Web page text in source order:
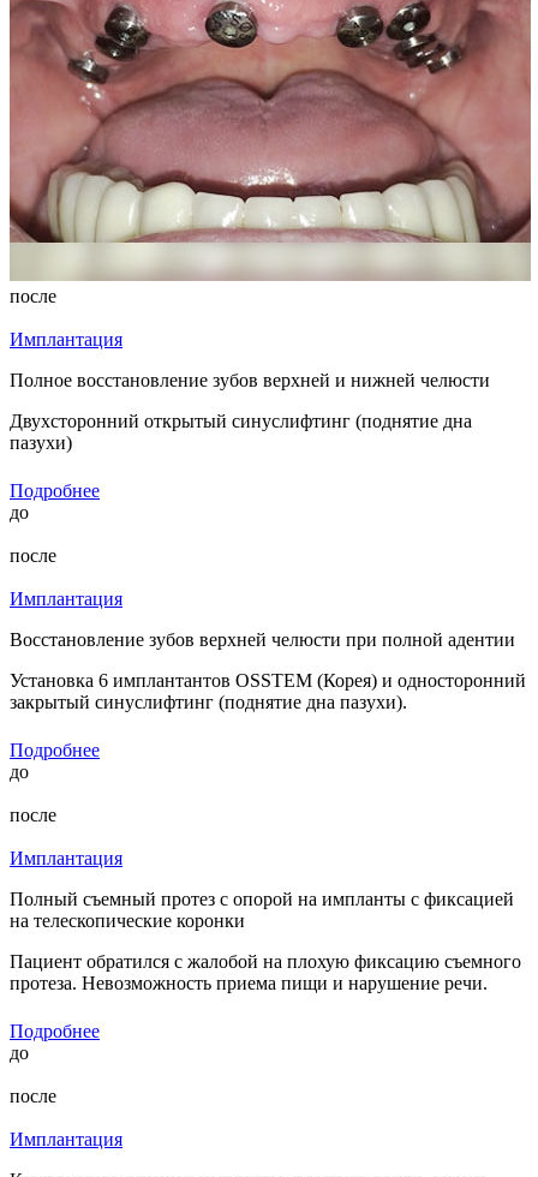
после
Имплантация
Полное восстановление зубов верхней и нижней челюсти
Двухсторонний открытый синуслифтинг (поднятие дна
пазухи)
Подробнее
до
после
Имплантация
Восстановление зубов верхней челюсти при полной адентии
Установка 6 имплантантов OSSTEM (Корея) и односторонний
закрытый синуслифтинг (поднятие дна пазухи).
Подробнее
до
после
Имплантация
Полный съемный протез с опорой на импланты с фиксацией
на телескопические коронки
Пациент обратился с жалобой на плохую фиксацию съемного
протеза. Невозможность приема пищи и нарушение речи.
Подробнее
до
после
Имплантация